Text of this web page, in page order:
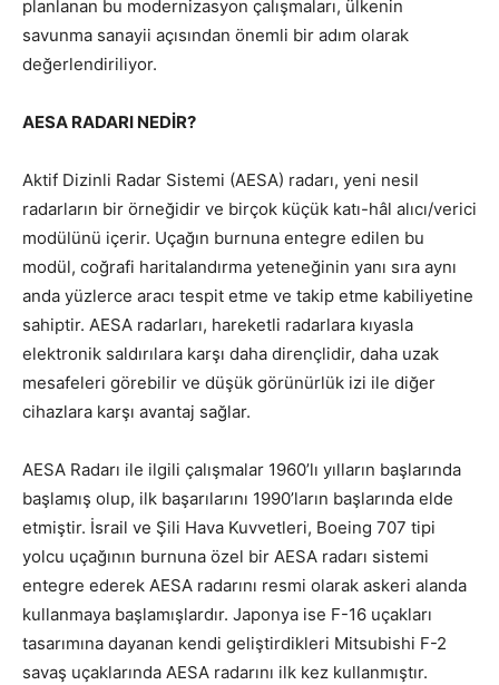
planlanan bu modernizasyon çalışmaları, ülkenin
savunma sanayii açısından önemli bir adım olarak
değerlendiriliyor.
AESA RADARI NEDİR?
Aktif Dizinli Radar Sistemi (AESA) radarı, yeni nesil
radarların bir örneğidir ve birçok küçük katı-hâl alıcı/verici
modülünü içerir. Uçağın burnuna entegre edilen bu
modül, coğrafi haritalandırma yeteneğinin yanı sıra aynı
anda yüzlerce aracı tespit etme ve takip etme kabiliyetine
sahiptir. AESA radarları, hareketli radarlara kıyasla
elektronik saldırılara karşı daha dirençlidir, daha uzak
mesafeleri görebilir ve düşük görünürlük izi ile diğer
cihazlara karşı avantaj sağlar.
AESA Radarı ile ilgili çalışmalar 1960’lı yılların başlarında
başlamış olup, ilk başarılarını 1990’ların başlarında elde
etmiştir. İsrail ve Şili Hava Kuvvetleri, Boeing 707 tipi
yolcu uçağının burnuna özel bir AESA radarı sistemi
entegre ederek AESA radarını resmi olarak askeri alanda
kullanmaya başlamışlardır. Japonya ise F-16 uçakları
tasarımına dayanan kendi geliştirdikleri Mitsubishi F-2
savaş uçaklarında AESA radarını ilk kez kullanmıştır.